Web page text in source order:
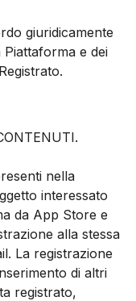
giuridicamente
Piattaforma e dei
nella
interessato
da App Store e
alla stessa
La registrazione
di altri
registrato,